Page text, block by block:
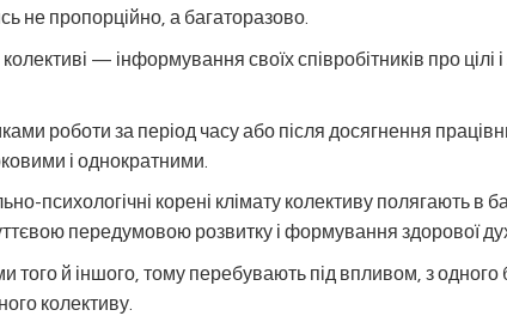
не пропорційно, а багаторазово.
— інформування своїх співробітників про цілі і
роботи за період часу або після досягнення
і однократними.
психологічні корені клімату колективу полягають в
передумовою розвитку і формування здорової
й іншого, тому перебувають під впливом, з одного
колективу.